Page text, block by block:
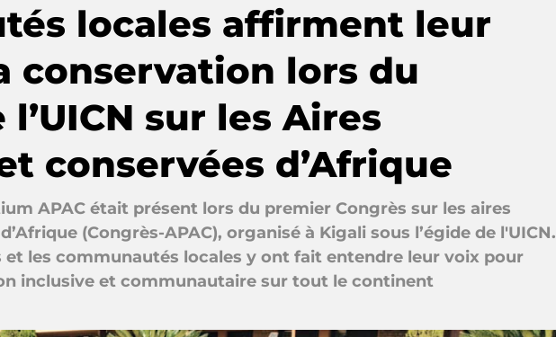
locales affirment leur
conservation lors du
sur les Aires
conservées d’Afrique
APAC était présent lors du premier Congrès sur les aires
(Congrès-APAC), organisé à Kigali sous l’égide de l'UICN.
et les communautés locales y ont fait entendre leur voix pour
inclusive et communautaire sur tout le continent